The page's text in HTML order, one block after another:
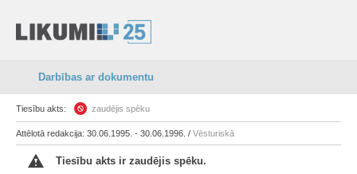
Darbības ar dokumentu
Tiesību akts: zaudējis spēku
Attēlotā redakcija: 30.06.1995. - 30.06.1996. / Vēsturiskā
Tiesību akts ir zaudējis spēku.